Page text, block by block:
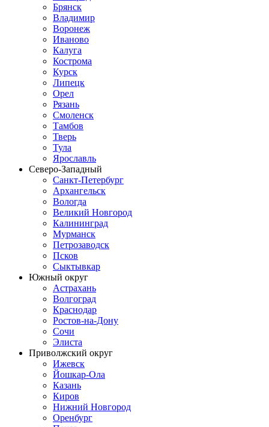
Брянск
Владимир
Воронеж
Иваново
Калуга
Кострома
Курск
Липецк
Орел
Рязань
Смоленск
Тамбов
Тверь
Тула
Ярославль
Северо-Западный
Санкт-Петербург
Архангельск
Вологда
Великий Новгород
Калининград
Мурманск
Петрозаводск
Псков
Сыктывкар
Южный округ
Астрахань
Волгоград
Краснодар
Ростов-на-Дону
Сочи
Элиста
Приволжский округ
Ижевск
Йошкар-Ола
Казань
Киров
Нижний Новгород
Оренбург